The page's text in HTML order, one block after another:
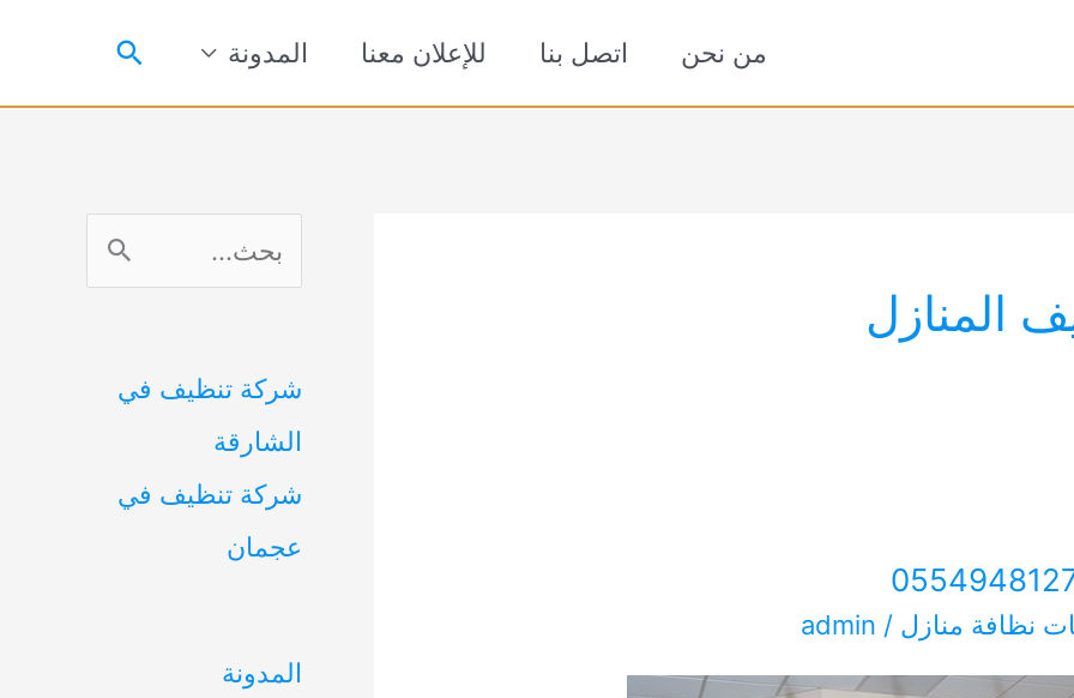
من نحن اتصل بنا للإعلان معنا المدونة البحث
المنازل
نظافة منازل /
admin
ل
ح
ث
ع
ن
شركة تنظيف في
الشارقة
شركة تنظيف في
عجمان
المدونة